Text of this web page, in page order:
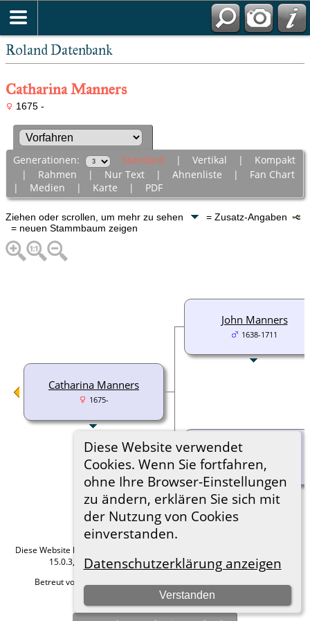
Roland Datenbank
Diese Website verwendet
Cookies. Wenn Sie fortfahren,
ohne Ihre Browser-Einstellungen
zu ändern, erklären Sie sich mit
der Nutzung von Cookies
einverstanden.
Datenschutzerklärung anzeigen
Verstanden
Catharina Manners
1675 -
Generationen: Standard | Vertikal | Kompakt
| Rahmen | Nur Text| Ahnenliste | Fan Chart
| Medien | Karte | PDF
Ziehen oder scrollen, um mehr zu sehen
= Zusatz-Angaben
= neuen Stammbaum zeigen
Catharina Manners
1675-
John Manners
1638-1711
Catharina Noel
1657-1733
Diese Website läuft mit
15.0.3, programmiert von Darrin Lythgoe © 2001-2026.
Betreut von
Hier geht es zum Impressum